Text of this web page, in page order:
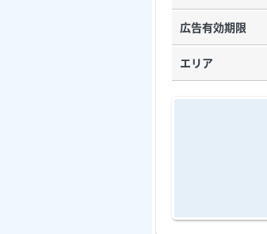
広告有効期限
エリア